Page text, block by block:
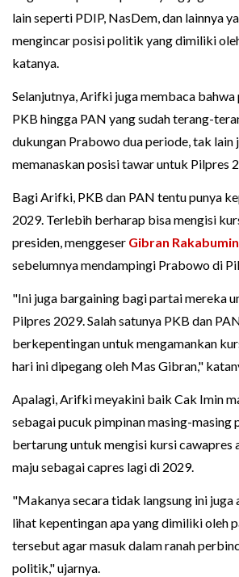
lain seperti PDIP, NasDem, dan lainnya
mengincar posisi politik yang dimiliki
katanya.
Selanjutnya, Arifki juga membaca
PKB hingga PAN yang sudah terang-
dukungan Prabowo dua periode, tak lain
memanaskan posisi tawar untuk Pilpres
Bagi Arifki, PKB dan PAN tentu punya
2029. Terlebih berharap bisa mengisi
presiden, menggeser Gibran
sebelumnya mendampingi Prabowo di
"Ini juga bargaining bagi partai mereka
Pilpres 2029. Salah satunya PKB dan
berkepentingan untuk mengamankan
hari ini dipegang oleh Mas Gibran,"
Apalagi, Arifki meyakini baik Cak Imin
sebagai pucuk pimpinan masing-
bertarung untuk mengisi kursi cawapres
maju sebagai capres lagi di 2029.
"Makanya secara tidak langsung ini juga
lihat kepentingan apa yang dimiliki oleh
tersebut agar masuk dalam ranah
politik," ujarnya.